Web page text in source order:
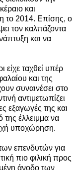
και
το 2014. Επίσης, ο
τον καλπάζοντα
και να
είχε ταχθεί υπέρ
και της
συναινέσει στο
αντιμετωπίζει
εξαγωγές της και
της έλλειμμα να
υποχώρηση.
επενδυτών για
πιο φιλική προς
άνοδο των